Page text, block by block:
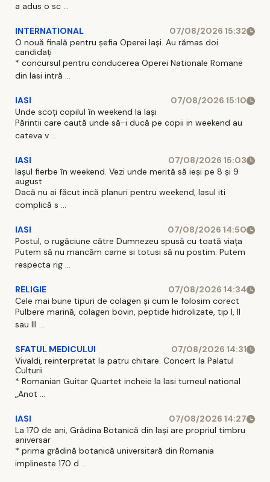
a adus o sc ...
INTERNATIONAL
07/08/2026 15:32
O nouă finală pentru șefia Operei Iași. Au rămas doi
candidați
* concursul pentru conducerea Operei Nationale Romane
din Iasi intră ...
IASI
07/08/2026 15:10
Unde scoți copilul în weekend la Iași
Părintii care caută unde să-i ducă pe copii in weekend au
cateva v ...
IASI
07/08/2026 15:03
Iașul fierbe în weekend. Vezi unde merită să ieși pe 8 și 9
august
Dacă nu ai făcut incă planuri pentru weekend, Iasul iti
complică s ...
IASI
07/08/2026 14:50
Postul, o rugăciune către Dumnezeu spusă cu toată viața
Putem să nu mancăm carne si totusi să nu postim. Putem
respecta rig ...
RELIGIE
07/08/2026 14:34
Cele mai bune tipuri de colagen și cum le folosim corect
Pulbere marină, colagen bovin, peptide hidrolizate, tip I, II
sau III ...
SFATUL MEDICULUI
07/08/2026 14:31
Vivaldi, reinterpretat la patru chitare. Concert la Palatul
Culturii
* Romanian Guitar Quartet incheie la Iasi turneul national
„Anot ...
IASI
07/08/2026 14:27
La 170 de ani, Grădina Botanică din Iași are propriul timbru
aniversar
* prima grădină botanică universitară din Romania
implineste 170 d ...